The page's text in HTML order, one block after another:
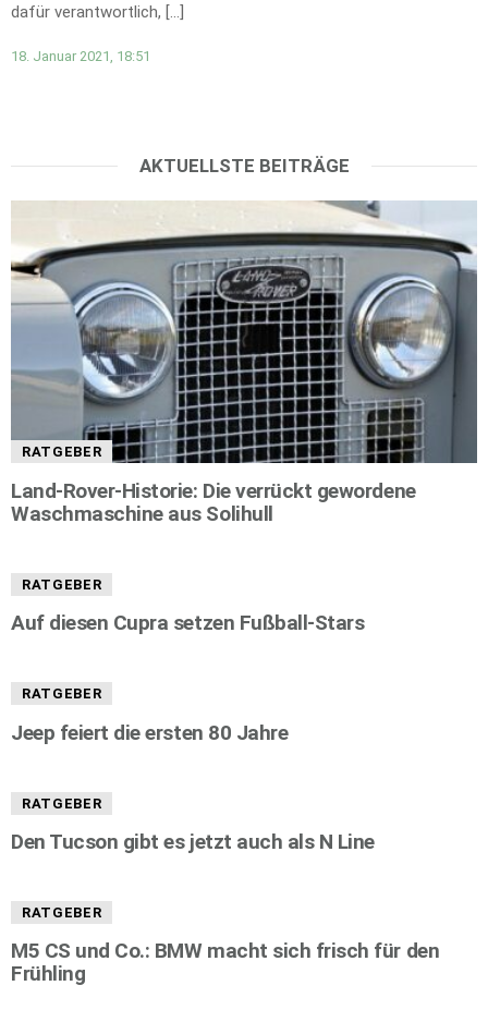
dafür verantwortlich, […]
18. Januar 2021, 18:51
AKTUELLSTE BEITRÄGE
RATGEBER
Land-Rover-Historie: Die verrückt gewordene
Waschmaschine aus Solihull
RATGEBER
Auf diesen Cupra setzen Fußball-Stars
RATGEBER
Jeep feiert die ersten 80 Jahre
RATGEBER
Den Tucson gibt es jetzt auch als N Line
RATGEBER
M5 CS und Co.: BMW macht sich frisch für den
Frühling